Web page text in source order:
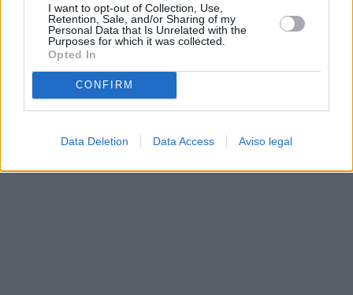
I want to opt-out of Collection, Use,
Retention, Sale, and/or Sharing of my
Personal Data that Is Unrelated with the
Purposes for which it was collected.
Opted In
CONFIRM
Data Deletion Data Access Aviso legal